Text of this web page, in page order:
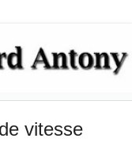
vitesse